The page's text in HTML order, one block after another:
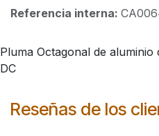
Referencia interna:
Pluma Octagonal de
DC
Reseñas de los